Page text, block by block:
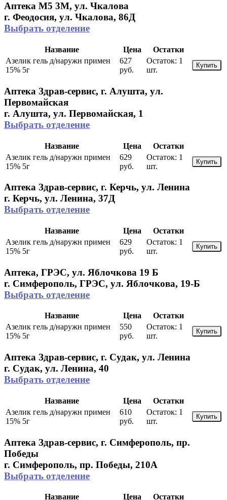
Аптека М5 3М, ул. Чкалова
г. Феодосия, ул. Чкалова, 86Д
Выбрать отделение
Название Цена
Остатки
Азелик гель д/наружн примен
15% 5г
627
руб.
Остаток: 1
шт.
Купить
Аптека Здрав-сервис, г. Алушта, ул.
Первомайская
г. Алушта, ул. Первомайская, 1
Выбрать отделение
Название Цена
Остатки
Азелик гель д/наружн примен
15% 5г
629
руб.
Остаток: 1
шт.
Купить
Аптека Здрав-сервис, г. Керчь, ул. Ленина
г. Керчь, ул. Ленина, 37Д
Выбрать отделение
Название Цена
Остатки
Азелик гель д/наружн примен
15% 5г
629
руб.
Остаток: 1
шт.
Купить
Аптека, ГРЭС, ул. Яблочкова 19 Б
г. Симферополь, ГРЭС, ул. Яблочкова, 19-Б
Выбрать отделение
Название Цена
Остатки
Азелик гель д/наружн примен
15% 5г
550
руб.
Остаток: 1
шт.
Купить
Аптека Здрав-сервис, г. Судак, ул. Ленина
г. Судак, ул. Ленина, 40
Выбрать отделение
Название Цена
Остатки
Азелик гель д/наружн примен
15% 5г
610
руб.
Остаток: 1
шт.
Купить
Аптека Здрав-сервис, г. Симферополь, пр.
Победы
г. Симферополь, пр. Победы, 210A
Выбрать отделение
Название Цена
Остатки